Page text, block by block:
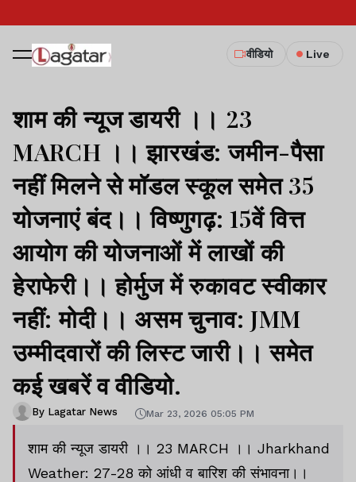
वीडियो Live
शाम की न्यूज डायरी ।। 23
MARCH ।। झारखंड: जमीन-पैसा
नहीं मिलने से मॉडल स्कूल समेत 35
योजनाएं बंद।। विष्णुगढ़: 15वें वित्त
आयोग की योजनाओं में लाखों की
हेराफेरी।। होर्मुज में रुकावट स्वीकार
नहीं: मोदी।। असम चुनाव: JMM
उम्मीदवारों की लिस्ट जारी।। समेत
कई खबरें व वीडियो.
By Lagatar News Mar 23, 2026 05:05 PM
शाम की न्यूज डायरी ।। 23 MARCH ।। Jharkhand
Weather: 27-28 को आंधी व बारिश की संभावना।।